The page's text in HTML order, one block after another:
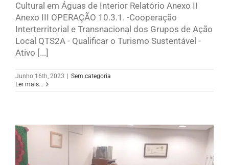
Cultural em Águas de Interior Relatório Anexo II
Anexo III OPERAÇÃO 10.3.1. -Cooperação
Interterritorial e Transnacional dos Grupos de Ação
Local QTS2A - Qualificar o Turismo Sustentável -
Ativo [...]
Junho 16th, 2023
Sem categoria
Ler mais...